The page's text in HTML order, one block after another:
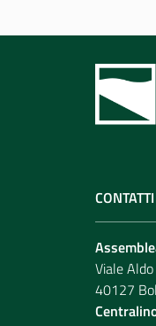
CONTATTI
Viale
40127